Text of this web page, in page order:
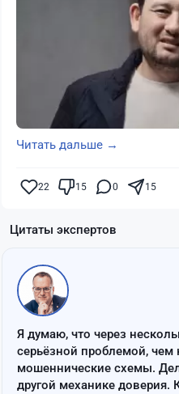
Читать дальше →
22 15 0 15
Цитаты экспертов
Я думаю, что через
серьёзной проблемой, чем
мошеннические схемы.
другой механике